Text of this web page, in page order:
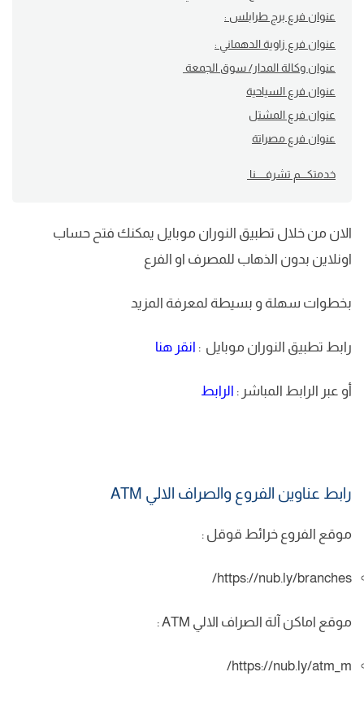
عنوان فرع برج طرابلس :
عنوان فرع زاوية الدهماني :
عنوان وكالة المدار/ سوق الجمعة
عنوان فرع السياحية
عنوان فرع المشتل
عنوان فرع مصراتة
خدمتكــــم تشرفــــــنا
الان من خلال تطبيق النوران موبايل يمكنك فتح حساب
اونلاين بدون الذهاب للمصرف او الفرع
بخطوات سهلة و بسيطة لمعرفة المزيد
رابط تطبيق النوران موبايل : انقر هنا
أو عبر الرابط المباشر : الرابط
رابط عناوين الفروع والصراف الالي ATM
موقع الفروع خرائط قوقل :
https://nub.ly/branches/
موقع اماكن آلة الصراف الالي ATM :
https://nub.ly/atm_m/